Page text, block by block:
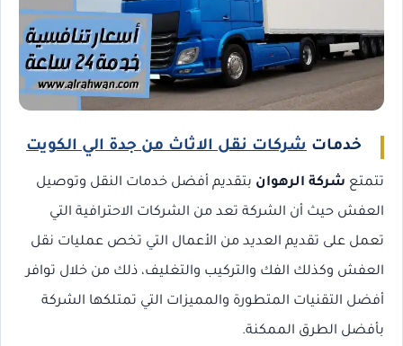
خدمات شركات نقل الاثاث من جدة الي الكويت
تتمتع شركة الرهوان بتقديم أفضل خدمات النقل وتوصيل
العفش حيث أن الشركة تعد من الشركات الاحترافية التي
تعمل على تقديم العديد من الأعمال التي تخص عمليات نقل
العفش وكذلك الفك والتركيب والتغليف، ذلك من خلال توافر
أفضل التقنيات المتطورة والمميزات التي تمتلكها الشركة
بأفضل الطرق الممكنة.